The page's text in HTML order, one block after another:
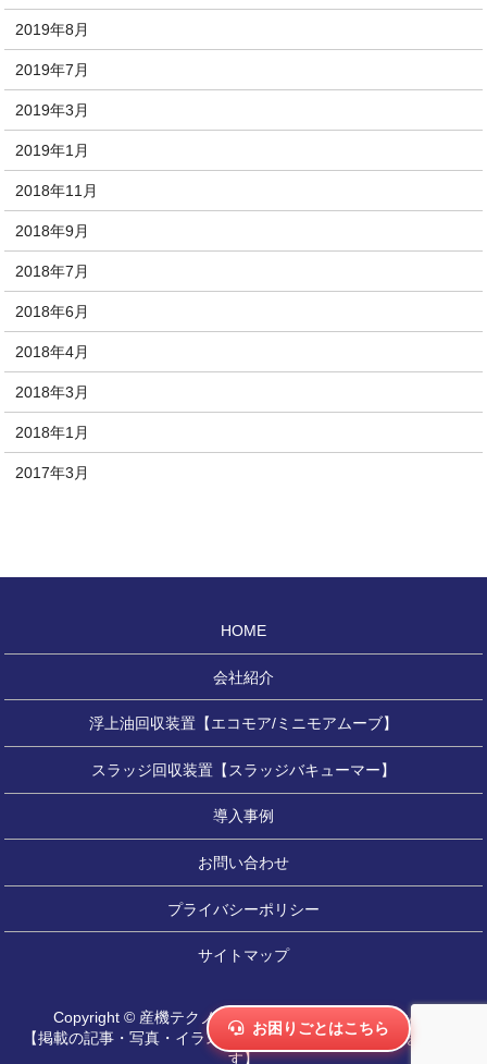
2019年8月
2019年7月
2019年3月
2019年1月
2018年11月
2018年9月
2018年7月
2018年6月
2018年4月
2018年3月
2018年1月
2017年3月
HOME
会社紹介
浮上油回収装置【エコモア/ミニモアムーブ】
スラッジ回収装置【スラッジバキューマー】
導入事例
お問い合わせ
プライバシーポリシー
サイトマップ
Copyright © 産機テクノス株式会社 All Rights Reserved.
【掲載の記事・写真・イラストなどの無断複写・転載等を禁じま
す】
お困りごとはこちら